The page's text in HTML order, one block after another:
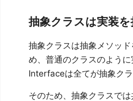
抽象クラスは実装
抽象クラスは抽象メソッ
め、普通のクラスのように
Interfaceは全てが抽象ク
そのため、抽象クラスで